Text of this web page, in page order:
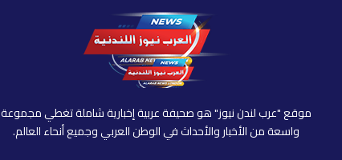
موقع "عرب لندن نيوز" هو صحيفة عربية إخبارية شاملة تغطي مجموعة
واسعة من الأخبار والأحداث في الوطن العربي وجميع أنحاء العالم.